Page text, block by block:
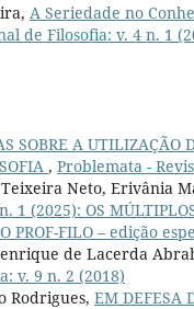
A Seriedade no
de Filosofia: v. 4 n. 1
SOBRE A UTILIZAÇÃO
, Problemata -
Neto, Erivânia
(2025): OS
PROF-FILO – edição
de Lacerda
v. 9 n. 2 (2018)
Rodrigues, EM DEFESA